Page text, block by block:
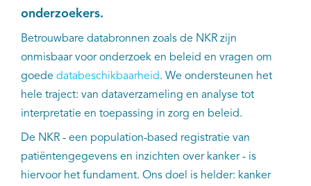
Palliatieve zorg
Kankeratlas
IKNL and the NCR
Dure geneesmiddelen
Itemsets
onderzoekers.
Betrouwbare databronnen zoals de NKR zijn
onmisbaar voor onderzoek en beleid en vragen om
goede databeschikbaarheid. We ondersteunen het
hele traject: van dataverzameling en analyse tot
interpretatie en toepassing in zorg en beleid.
De NKR - een population-based registratie van
patiëntengegevens en inzichten over kanker - is
hiervoor het fundament. Ons doel is helder: kanker